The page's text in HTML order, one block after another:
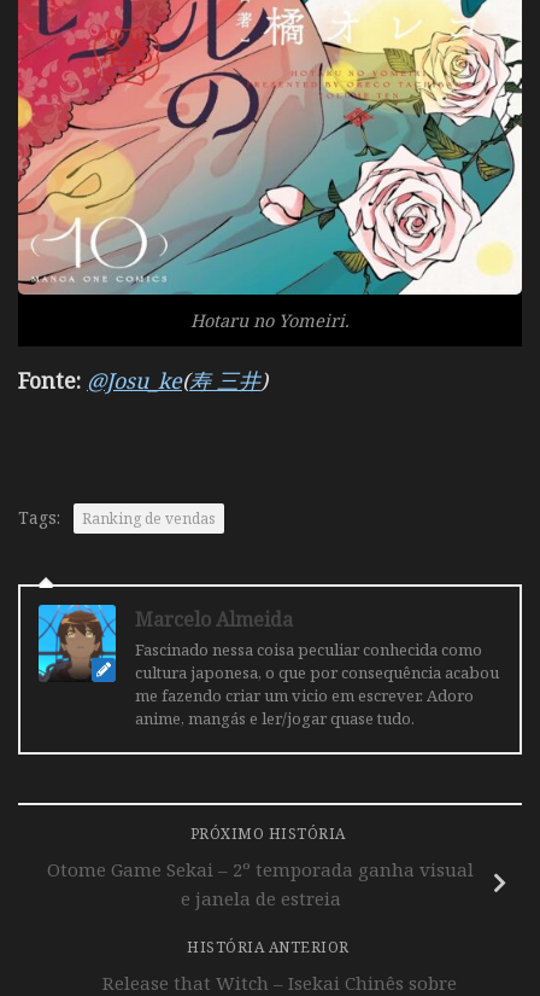
Hotaru no Yomeiri.
Fonte: @Josu_ke(寿 三井)
Tags: Ranking de vendas
Marcelo Almeida
Fascinado nessa coisa peculiar conhecida como
cultura japonesa, o que por consequência acabou
me fazendo criar um vicio em escrever. Adoro
anime, mangás e ler/jogar quase tudo.
PRÓXIMO HISTÓRIA
Otome Game Sekai – 2º temporada ganha visual
e janela de estreia
HISTÓRIA ANTERIOR
Release that Witch – Isekai Chinês sobre